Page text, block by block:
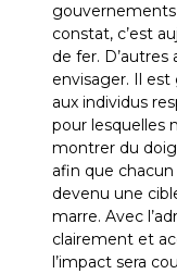
constat, c’est
de fer.
envisager. Il
aux individus
pour lesquelles
montrer du
afin que
devenu une
marre. Avec
clairement et
l’impact sera